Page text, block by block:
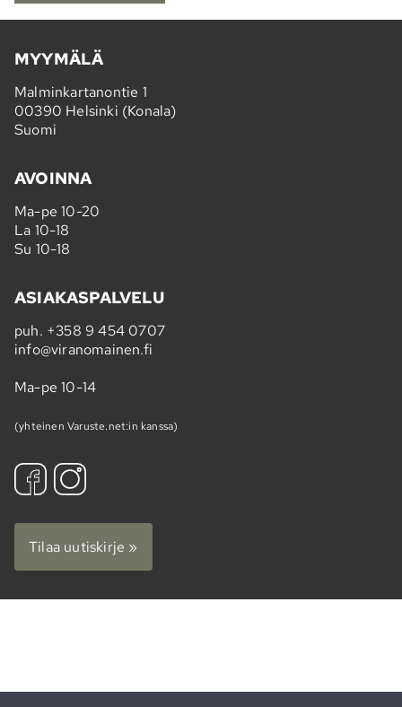
MYYMÄLÄ
Malminkartanontie 1
00390 Helsinki (Konala)
Suomi
AVOINNA
Ma-pe 10-20
La 10-18
Su 10-18
ASIAKASPALVELU
puh. +358 9 454 0707
info@viranomainen.fi
Ma-pe 10-14
(yhteinen Varuste.net:in kanssa)
Tilaa uutiskirje »